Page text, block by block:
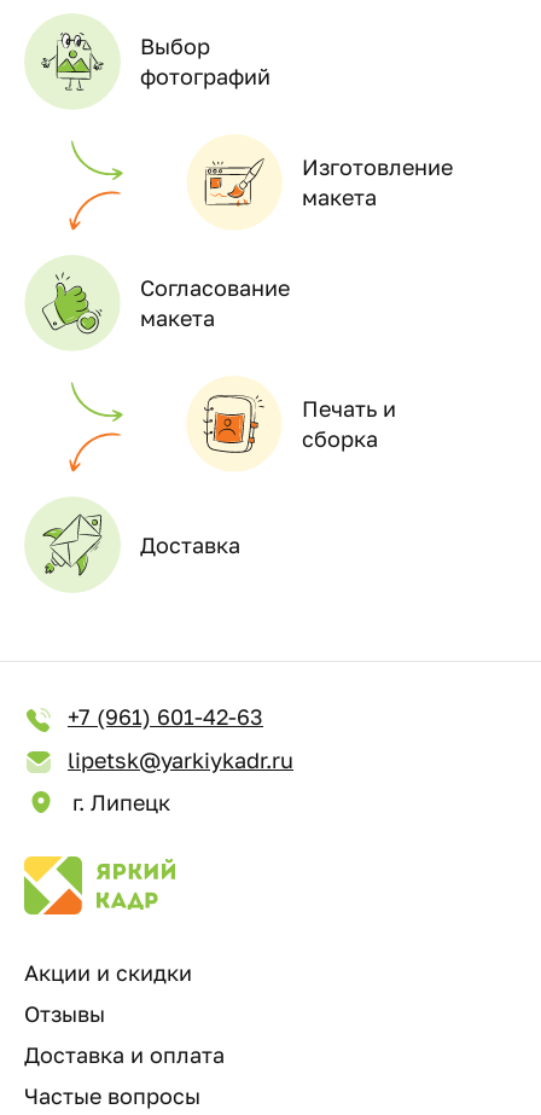
Выбор
фотографий
Изготовление
макета
Согласование
макета
Печать и
сборка
Доставка
+7 (961) 601-42-63
lipetsk@yarkiykadr.ru
г. Липецк
Акции и скидки
Отзывы
Доставка и оплата
Частые вопросы